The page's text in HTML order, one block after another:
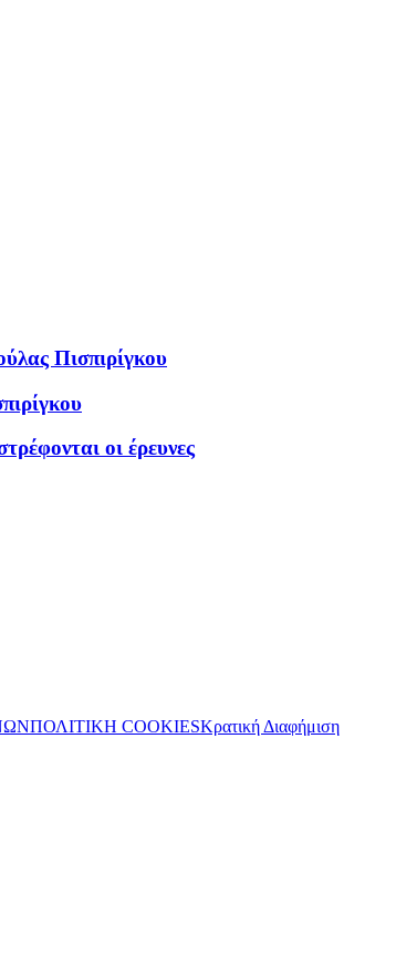
Πισπιρίγκου
οι έρευνες
ΠΟΛΙΤΙΚΗ COOKIESΚρατική Διαφήμιση